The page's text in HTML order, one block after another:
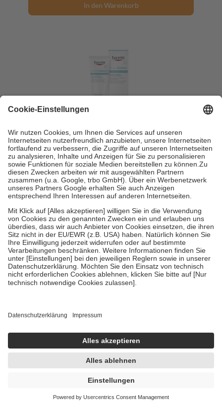
In den Warenkorb
Eucerin Atopi Control GESICHTSCREME 50 ml
Creme
50 ml
Creme
-19%
UVP: 28,25 €
22,95 €
sofort lieferbar
In den Warenkorb